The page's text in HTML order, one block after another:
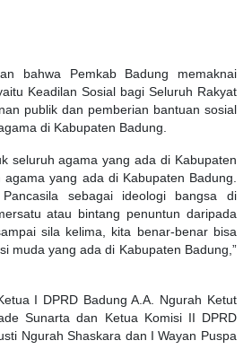
bahwa Pemkab Badung memaknai
Keadilan Sosial bagi Seluruh Rakyat
publik dan pemberian bantuan sosial
di Kabupaten Badung.
seluruh agama yang ada di Kabupaten
yang ada di Kabupaten Badung.
sebagai ideologi bangsa di
atau bintang penuntun daripada
sila kelima, kita benar-benar bisa
muda yang ada di Kabupaten Badung,”
I DPRD Badung A.A. Ngurah Ketut
Sunarta dan Ketua Komisi II DPRD
Ngurah Shaskara dan I Wayan Puspa